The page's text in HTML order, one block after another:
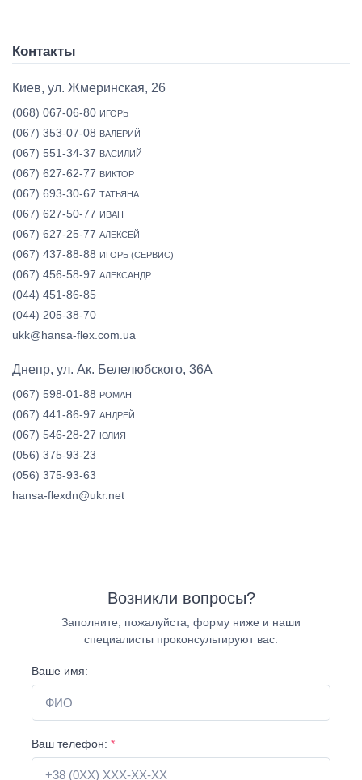
Контакты
Киев, ул. Жмеринская, 26
(068) 067-06-80 ИГОРЬ
(067) 353-07-08 ВАЛЕРИЙ
(067) 551-34-37 ВАСИЛИЙ
(067) 627-62-77 ВИКТОР
(067) 693-30-67 ТАТЬЯНА
(067) 627-50-77 ИВАН
(067) 627-25-77 АЛЕКСЕЙ
(067) 437-88-88 ИГОРЬ (СЕРВИС)
(067) 456-58-97 АЛЕКСАНДР
(044) 451-86-85
(044) 205-38-70
ukk@hansa-flex.com.ua
Днепр, ул. Ак. Белелюбского, 36А
(067) 598-01-88 РОМАН
(067) 441-86-97 АНДРЕЙ
(067) 546-28-27 ЮЛИЯ
(056) 375-93-23
(056) 375-93-63
hansa-flexdn@ukr.net
Возникли вопросы?
Заполните, пожалуйста, форму ниже и наши
специалисты проконсультируют вас:
Ваше имя:
Ваш телефон: *